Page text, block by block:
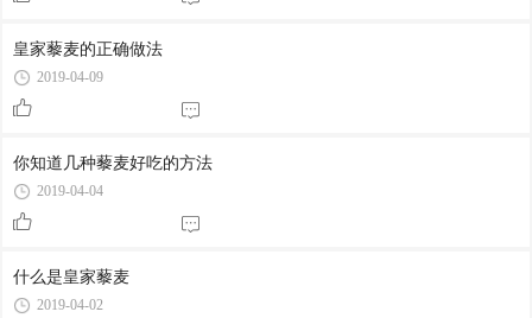
皇家藜麦的正确做法
2019-04-09
你知道几种藜麦好吃的方法
2019-04-04
什么是皇家藜麦
2019-04-02